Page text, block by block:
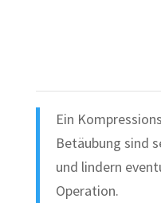
Ein
Betäubung sind
und lindern
Operation.